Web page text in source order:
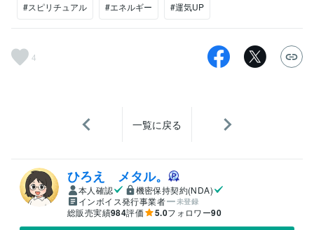
#スピリチュアル #エネルギー #運気UP
4
一覧に戻る
ひろえ メタル。
本人確認
機密保持契約(NDA)
インボイス発行事業者
未登録
総販売実績984評価 5.0フォロワー90